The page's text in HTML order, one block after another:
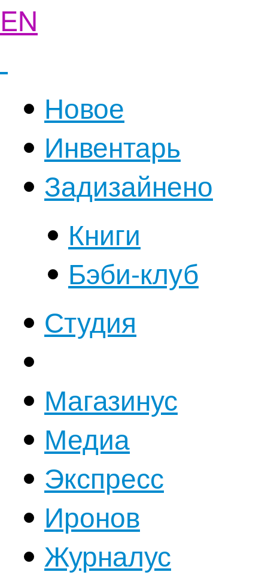
EN
Новое
Инвентарь
Задизайнено
Книги
Бэби-клуб
Студия
Магазинус
Медиа
Экспресс
Иронов
Журналус